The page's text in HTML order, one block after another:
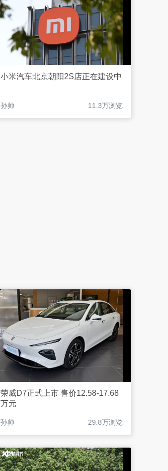
小米汽车北京朝阳2S店正在建设中
孙帅 11.3万浏览
荣威D7正式上市 售价12.58-17.68
万元
孙帅 29.8万浏览